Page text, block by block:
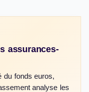
assurances-
du fonds euros,
analyse les